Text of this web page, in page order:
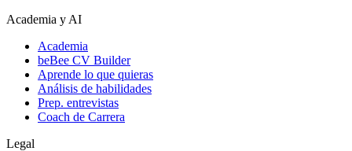
Academia y AI
Academia
beBee CV Builder
Aprende lo que quieras
Análisis de habilidades
Prep. entrevistas
Coach de Carrera
Legal